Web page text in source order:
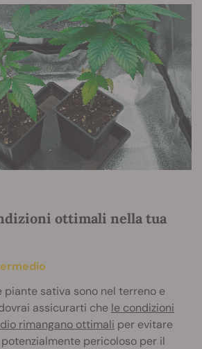
ottimali nella tua
piante sativa sono nel terreno e
assicurarti che le condizioni
rimangano ottimali per evitare
pericoloso per il